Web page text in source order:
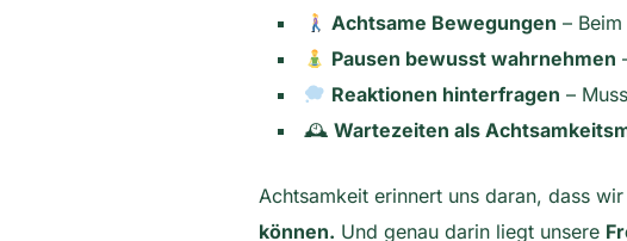
Achtsame Bewegungen –
Pausen bewusst wahrnehmen
Reaktionen hinterfragen –
🕰 Wartezeiten als
Achtsamkeit erinnert uns daran, dass wir
können. Und genau darin liegt unsere